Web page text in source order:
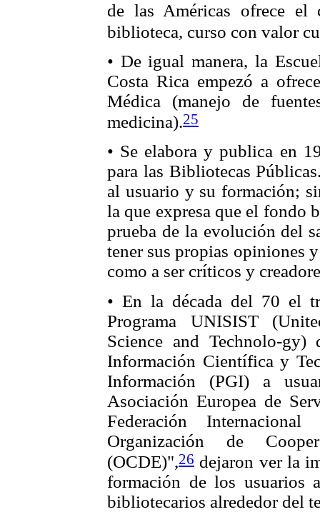
de las Américas ofrece
biblioteca, curso con valor
• De igual manera, la
Costa Rica empezó a
Médica (manejo de
medicina).25
• Se elabora y publica en
para las Bibliotecas
al usuario y su formación;
la que expresa que el fondo
prueba de la evolución del
tener sus propias opiniones
como a ser críticos y
• En la década del 70 el
Programa UNISIST
Science and Technolo-
Información Científica y
Información (PGI) a
Asociación Europea de
Federación
Organización de
(OCDE)",26 dejaron ver la
formación de los usuarios
bibliotecarios alrededor del